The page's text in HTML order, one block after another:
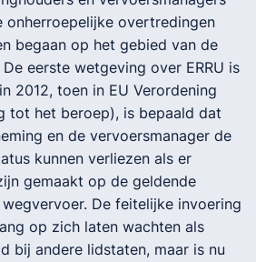
onherroepelijke overtredingen
begaan op het gebied van de
eerste wetgeving over ERRU is
2012, toen in EU Verordening
tot het beroep), is bepaald dat
en de vervoersmanager de
kunnen verliezen als er
gemaakt op de geldende
De feitelijke invoering
op zich laten wachten als
bij andere lidstaten, maar is nu